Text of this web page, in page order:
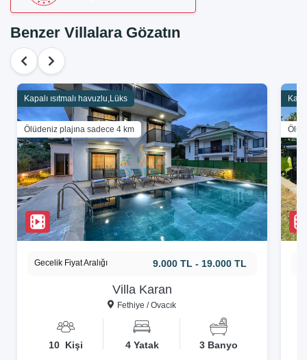
Benzer Villalara Gözatın
Kapalı ısıtmalı havuzlu,Lüks
Ölüdeniz plajına sadece 4 km
Villa Karan
Fethiye / Ovacık
Gecelik Fiyat Aralığı 9.000 TL - 19.000 TL
10 Kişi 4 Yatak 3 Banyo